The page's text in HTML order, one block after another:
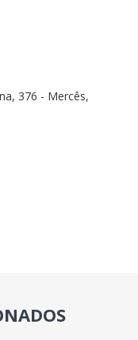
376 - Mercês,